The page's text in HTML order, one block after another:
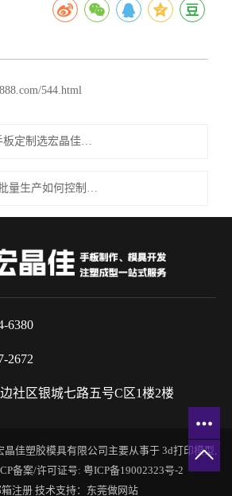
544.html
6380
2672
社区银城七路五号C区1楼2楼
晶佳塑胶模具有限公司主要从事于 3d打印模型
备案/许可证号: 粤ICP备19002323号-2
注册技术支持： 东莞做网站